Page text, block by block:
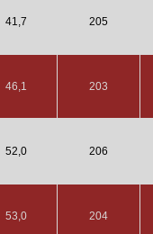
41,7 205
46,1 203
52,0 206
53,0 204